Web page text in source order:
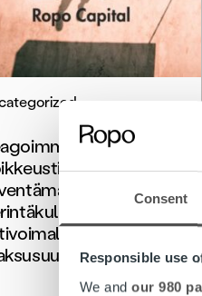
Consent
Responsible use
We and our 980
ja
ennakoivaan